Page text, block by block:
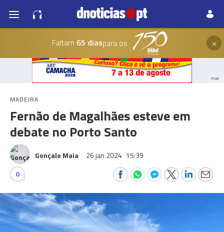
Faltam 65 diaspara os ×
PUB
MADEIRA
Fernão de Magalhães esteve em
debate no Porto Santo
Gonçalo Maia 26 jan 2024 15:39
0